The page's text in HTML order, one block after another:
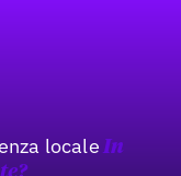
locale In